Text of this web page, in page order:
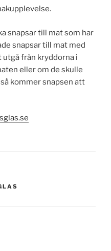
snapsar till mat som har
snapsar till mat med
utgå från kryddorna i
eller om de skulle
kommer snapsen att